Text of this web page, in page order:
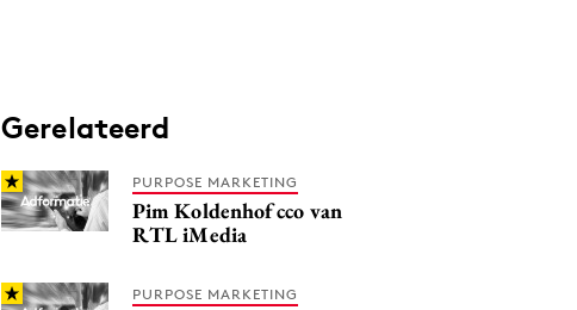
Gerelateerd
PURPOSE MARKETING
Pim Koldenhof cco van
RTL iMedia
PURPOSE MARKETING